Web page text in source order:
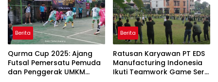
Berita
Qurma Cup 2025: Ajang
Futsal Pemersatu Pemuda
dan Penggerak UMKM
Berita
Ratusan Karyawan PT EDS
Manufacturing Indonesia
Ikuti Teamwork Game Seru